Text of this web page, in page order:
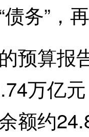
”，再
算报
万亿
额约